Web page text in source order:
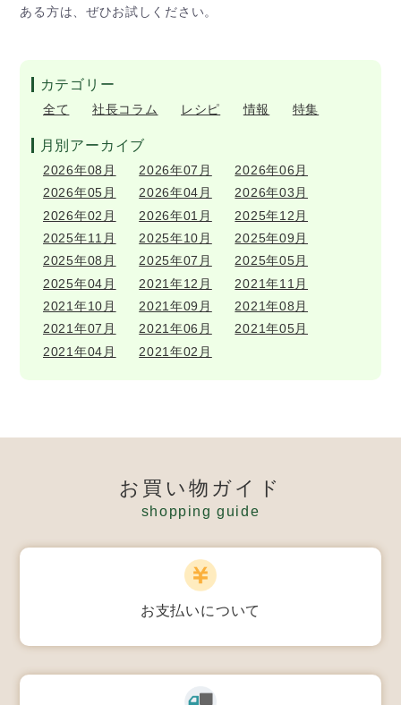
ある方は、ぜひお試しください。
カテゴリー
全て 社長コラム レシピ 情報 特集
月別アーカイブ
2026年08月 2026年07月
2026年06月
2026年05月
2026年04月
2026年03月
2026年02月
2026年01月
2025年12月
2025年11月
2025年10月
2025年09月
2025年08月
2025年07月
2025年05月
2025年04月
2021年12月
2021年11月
2021年10月
2021年09月
2021年08月
2021年07月
2021年06月
2021年05月
2021年04月
2021年02月
お買い物ガイド
shopping guide
お支払いについて